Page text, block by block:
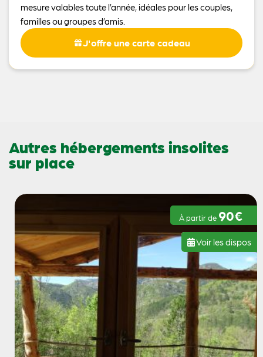
mesure valables toute l’année, idéales pour les couples,
familles ou groupes d’amis.
J'offre une carte cadeau
Autres hébergements insolites
sur place
À partir de 90€
Voir les dispos